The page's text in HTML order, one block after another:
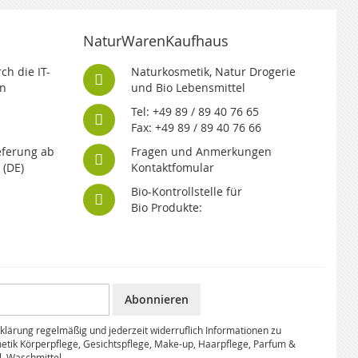
die IT-
ab
NaturWarenKaufhaus
Naturkosmetik, Natur Drogerie
und Bio Lebensmittel
Tel: +49 89 / 89 40 76 65
Fax: +49 89 / 89 40 76 66
Fragen und Anmerkungen
Kontaktfomular
Bio-Kontrollstelle für
Bio Produkte:
Abonnieren
regelmäßig und jederzeit widerruflich Informationen zu
Körperpflege, Gesichtspflege, Make-up, Haarpflege, Parfum &